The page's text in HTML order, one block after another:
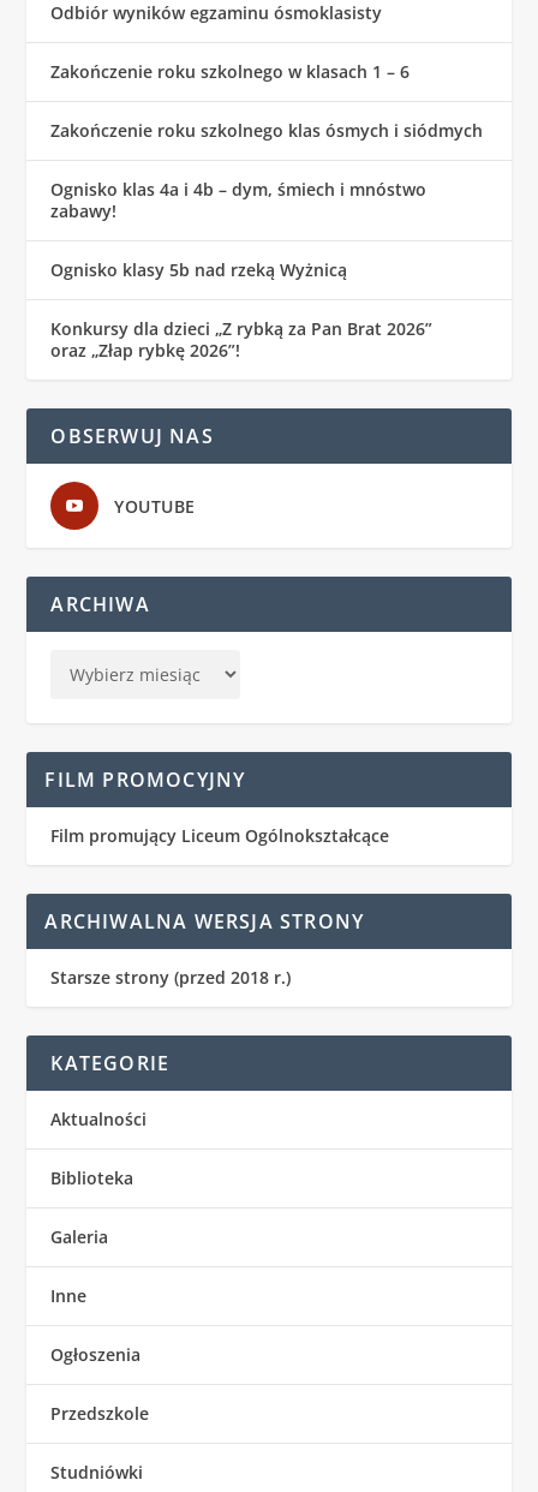
Odbiór wyników egzaminu ósmoklasisty
Zakończenie roku szkolnego w klasach 1 – 6
Zakończenie roku szkolnego klas ósmych i siódmych
Ognisko klas 4a i 4b – dym, śmiech i mnóstwo
zabawy!
Ognisko klasy 5b nad rzeką Wyżnicą
Konkursy dla dzieci „Z rybką za Pan Brat 2026”
oraz „Złap rybkę 2026”!
OBSERWUJ NAS
YOUTUBE
ARCHIWA
FILM PROMOCYJNY
Film promujący Liceum Ogólnokształcące
ARCHIWALNA WERSJA STRONY
Starsze strony (przed 2018 r.)
KATEGORIE
Aktualności
Biblioteka
Galeria
Inne
Ogłoszenia
Przedszkole
Studniówki